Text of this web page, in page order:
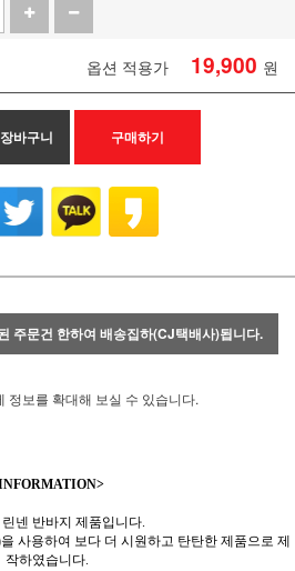
옵션 적용가 19,900 원
장바구니 구매하기
주문건 한하여 배송집하(CJ택배사)됩니다.
정보를 확대해 보실 수 있습니다.
넨 반바지 제품입니다.
사용하여 보다 더 시원하고 탄탄한 제품으로 제
작하였습니다.